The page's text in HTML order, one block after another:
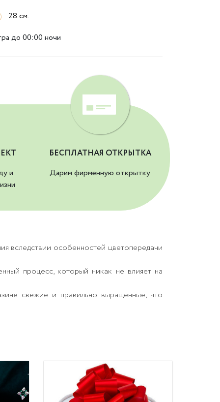
28 см.
до 00:00 ночи
и
БЕСПЛАТНАЯ ОТКРЫТКА
Дарим фирменную открытку
вследствии особенностей цветопередачи
процесс, который никак не влияет на
свежие и правильно выращенные, что